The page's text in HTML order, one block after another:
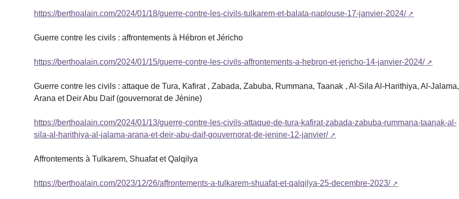
https://berthoalain.com/2024/01/18/guerre-contre-les-civils-tulkarem-et-balata-naplouse-17-janvier-2024/
Guerre contre les civils : affrontements à Hébron et Jéricho
https://berthoalain.com/2024/01/15/guerre-contre-les-civils-affrontements-a-hebron-et-jericho-14-janvier-2024/
Guerre contre les civils : attaque de Tura, Kafirat , Zabada, Zabuba, Rummana, Taanak , Al-Sila Al-Harithiya, Al-Jalama,
Arana et Deir Abu Daif (gouvernorat de Jénine)
https://berthoalain.com/2024/01/13/guerre-contre-les-civils-attaque-de-tura-kafirat-zabada-zabuba-rummana-taanak-al-
sila-al-harithiya-al-jalama-arana-et-deir-abu-daif-gouvernorat-de-jenine-12-janvier/
Affrontements à Tulkarem, Shuafat et Qalqilya
https://berthoalain.com/2023/12/26/affrontements-a-tulkarem-shuafat-et-qalqilya-25-decembre-2023/